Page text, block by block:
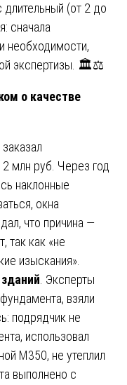
(от 2 до
сначала
необходимости,
экспертизы. 🏛️⚖️
о качестве
млн руб. Через год
наклонные
окна
что причина —
так как «не
изыскания».
. Эксперты
взяли
подрядчик не
использовал
М350, не утеплил
выполнено с